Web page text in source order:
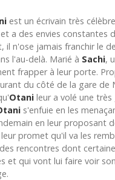
est un écrivain très
a des envies constantes
il n'ose jamais franchir le
l'au-delà. Marié à Sachi,
frapper à leur porte.
du côté de la gare de
Otani leur a volé une
s'enfuie en les
en leur proposant
promet qu'il va les
rencontres dont
et qui vont lui faire voir